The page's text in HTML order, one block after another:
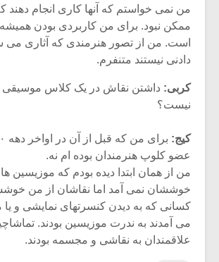
من نمی خواستم که آنها کاری انجام دهند
ممکن نبود. برای من کاربردی بودن
است. من از تصور هنرمندی که آثاری می
دادنی نیستند متنفرم.
کربی: داشتن نقاش در یک کلاس موسیقی
نیست؟
کیج:
عضو کلوپ هنرمندان بوده ام نه.
من از همان ابتدا دیده بودم که موزیسین
خوششان نمی آمد اما نقاشان از من
کسانی که به دیدن کنسرتهای نمایشی و
می آمدند به ندرت موزیسین بودند.
علاقمندان به نقاشی و مجسمه بودند.
اگر نمی توانی
مشهورترین باشی،
بدنام ترین باش